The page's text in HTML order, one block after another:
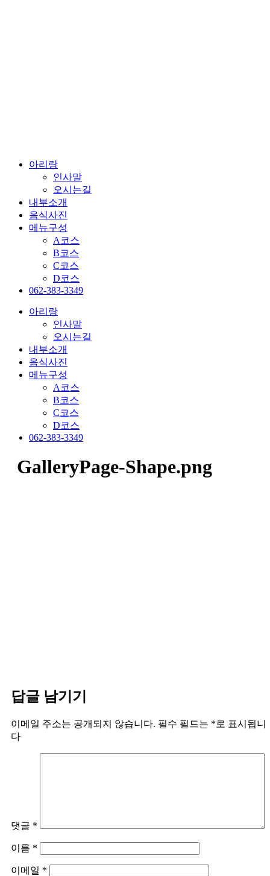
아리랑
인사말
오시는길
내부소개
음식사진
메뉴구성
A코스
B코스
C코스
D코스
062-383-3349
아리랑
인사말
오시는길
내부소개
음식사진
메뉴구성
A코스
B코스
C코스
D코스
062-383-3349
GalleryPage-Shape.png
답글 남기기
이메일 주소는 공개되지 않습니다. 필수 필드는 *로 표시됩니
다
댓글 *
이름 *
이메일 *